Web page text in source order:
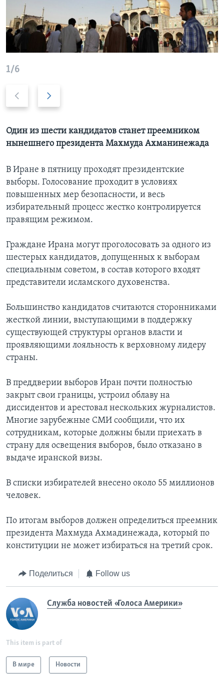
Learning English
СОЦИАЛЬНЫЕ СЕТИ
Языки
1/6
Previous
Дальше
Один из шести кандидатов станет преемником
нынешнего президента Махмуда Ахманинежада
В Иране в пятницу проходят президентские
выборы. Голосование проходит в условиях
повышенных мер безопасности, и весь
избирательный процесс жестко контролируется
правящим режимом.
Граждане Ирана могут проголосовать за одного из
шестерых кандидатов, допущенных к выборам
специальным советом, в состав которого входят
представители исламского духовенства.
Большинство кандидатов считаются сторонниками
жесткой линии, выступающими в поддержку
существующей структуры органов власти и
проявляющими лояльность к верховному лидеру
страны.
В преддверии выборов Иран почти полностью
закрыт свои границы, устроил облаву на
диссидентов и арестовал нескольких журналистов.
Многие зарубежные СМИ сообщили, что их
сотрудникам, которые должны были приехать в
страну для освещения выборов, было отказано в
выдаче иранской визы.
В списки избирателей внесено около 55 миллионов
человек.
По итогам выборов должен определиться преемник
президента Махмуда Ахмадинежада, который по
конституции не может избираться на третий срок.
Поделиться Follow us
Служба новостей «Голоса Америки»
This item is part of
В мире Новости